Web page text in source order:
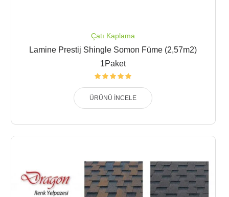
Çatı Kaplama
Lamine Prestij Shingle Somon Füme (2,57m2)
1Paket
ÜRÜNÜ İNCELE